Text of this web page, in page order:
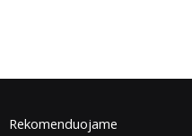
Rekomenduojame